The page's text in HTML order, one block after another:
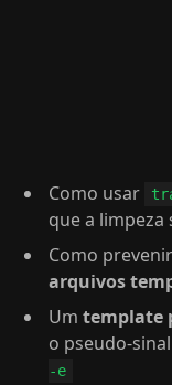
Como usar
que a limpeza
Como
arquivos
Um template
o pseudo-sinal
-e